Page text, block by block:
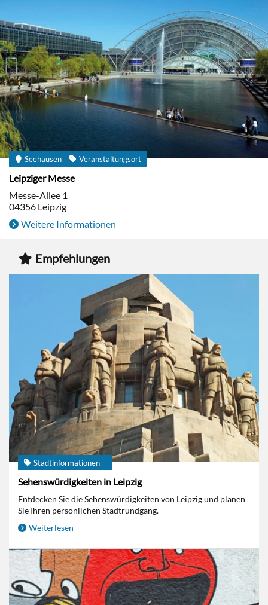
Seehausen Veranstaltungsort
Leipziger Messe
Messe-Allee 1
04356 Leipzig
Weitere Informationen
Empfehlungen
Stadtinformationen
Sehenswürdigkeiten in Leipzig
Entdecken Sie die Sehenswürdigkeiten von Leipzig und planen
Sie Ihren persönlichen Stadtrundgang.
Weiterlesen